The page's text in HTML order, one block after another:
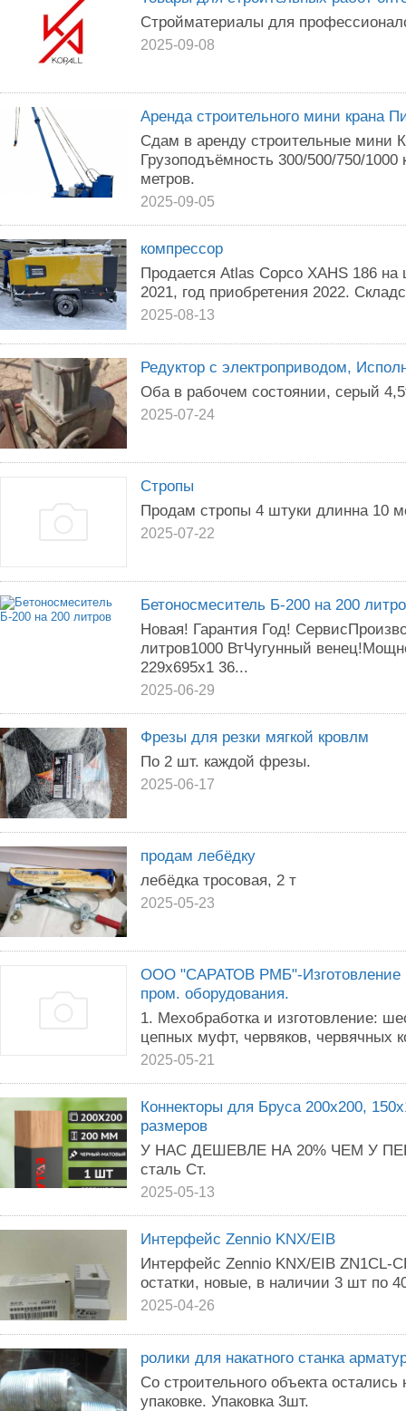
Стройматериалы для
2025-09-08
Аренда строительного мини крана
Сдам в аренду строительные мини
Грузоподъёмность 300/500/750/1000
метров.
2025-09-05
компрессор
Продается Atlas Copco XAHS 186
2021, год приобретения 2022.
2025-08-13
Редуктор с электроприводом,
Оба в рабочем состоянии, серый
2025-07-24
Стропы
Продам стропы 4 штуки длинна 10
2025-07-22
Бетоносмеситель Б-200 на 200
Новая! Гарантия Год!
литров1000 ВтЧугунный
229х695х1 36...
2025-06-29
Фрезы для резки мягкой кровлм
По 2 шт. каждой фрезы.
2025-06-17
продам лебёдку
лебёдка тросовая, 2 т
2025-05-23
ООО "САРАТОВ РМБ"-Изготовление
пром. оборудования.
1. Мехобработка и изготовление:
цепных муфт, червяков, червячных
2025-05-21
Коннекторы для Бруса 200х200,
размеров
У НАС ДЕШЕВЛЕ НА 20% ЧЕМ У
сталь Ст.
2025-05-13
Интерфейс Zennio KNX/EIB
Интерфейс Zennio KNX/EIB ZN1CL-
остатки, новые, в наличии 3 шт по
2025-04-26
ролики для накатного станка
Со строительного объекта
упаковке. Упаковка 3шт.